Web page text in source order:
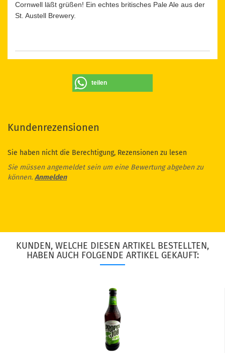
Cornwell läßt grüßen! Ein echtes britisches Pale Ale aus der
St. Austell Brewery.
teilen
Kundenrezensionen
Sie haben nicht die Berechtigung, Rezensionen zu lesen
Sie müssen angemeldet sein um eine Bewertung abgeben zu
können. Anmelden
KUNDEN, WELCHE DIESEN ARTIKEL BESTELLTEN,
HABEN AUCH FOLGENDE ARTIKEL GEKAUFT: